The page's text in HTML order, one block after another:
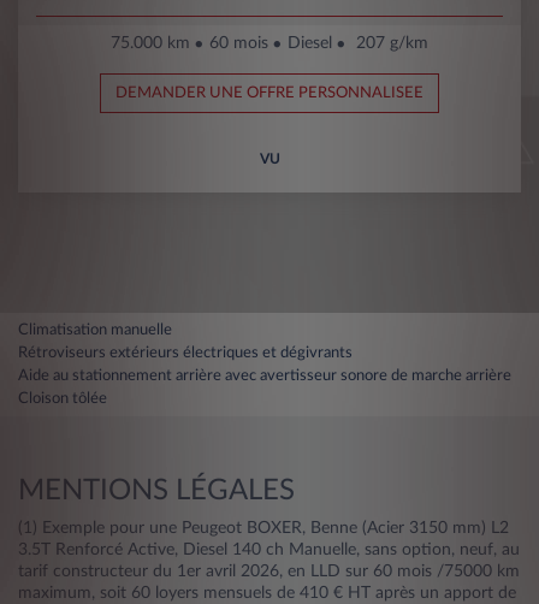
75.000 km 60 mois Diesel 207 g/km
DEMANDER UNE OFFRE PERSONNALISEE
VU
Climatisation manuelle
Rétroviseurs extérieurs électriques et dégivrants
Aide au stationnement arrière avec avertisseur sonore de marche arrière
Cloison tôlée
MENTIONS LÉGALES
(1) Exemple pour une Peugeot BOXER, Benne (Acier 3150 mm) L2
3.5T Renforcé Active, Diesel 140 ch Manuelle, sans option, neuf, au
tarif constructeur du 1er avril 2026, en LLD sur 60 mois /75000 km
maximum, soit 60 loyers mensuels de 410 € HT après un apport de